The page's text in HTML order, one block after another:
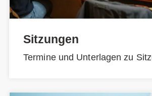
Sitzungen
Termine und Unterlagen zu